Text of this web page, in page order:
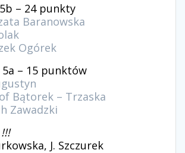
– 24 punkty
Baranowska
Ogórek
5a – 15 punktów
Bątorek – Trzaska
Zawadzki
J. Szczurek